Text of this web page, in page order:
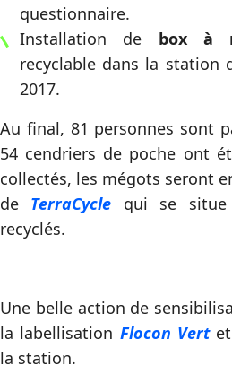
questionnaire.
Installation de box à
recyclable dans la station
2017.
Au final, 81 personnes sont
54 cendriers de poche ont
collectés, les mégots seront
de TerraCycle qui se
recyclés.
Une belle action de
la labellisation Flocon Vertet
la station.